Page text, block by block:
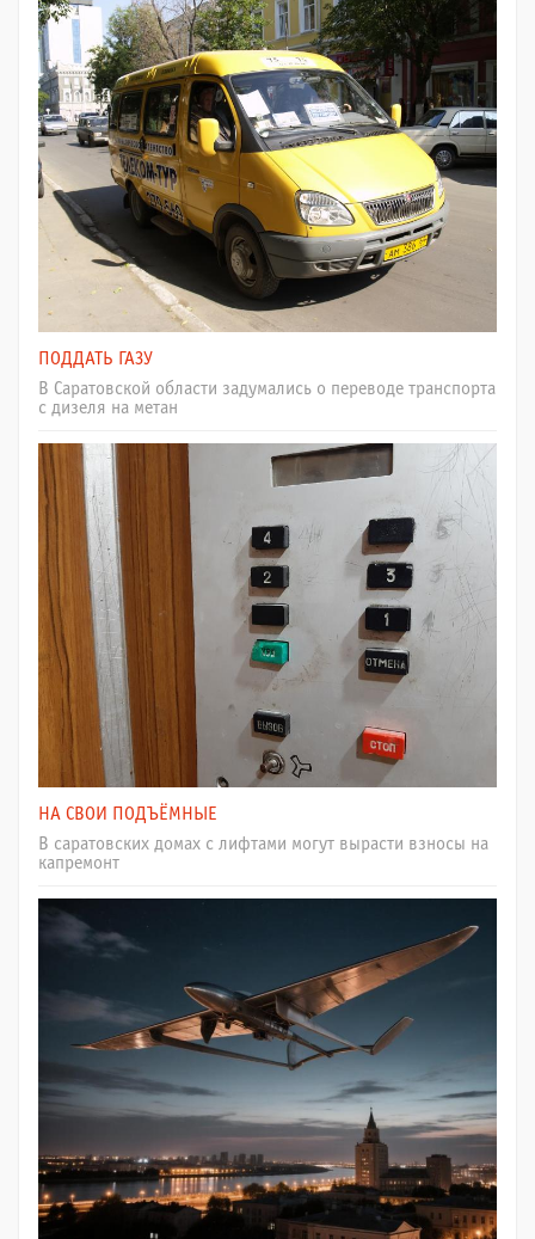
ПОДДАТЬ ГАЗУ
В Саратовской области задумались о переводе транспорта
с дизеля на метан
НА СВОИ ПОДЪЁМНЫЕ
В саратовских домах с лифтами могут вырасти взносы на
капремонт